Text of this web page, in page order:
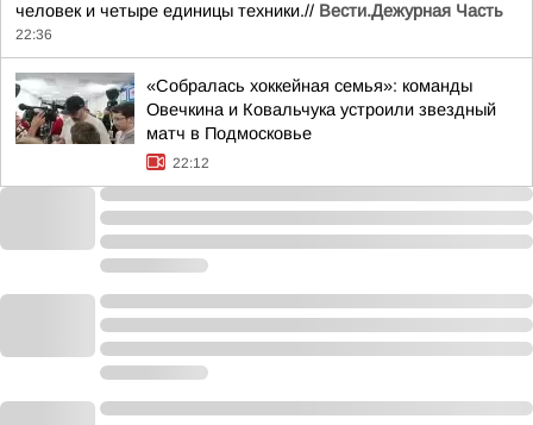
человек и четыре единицы техники.// Вести.Дежурная Часть
22:36
«Собралась хоккейная семья»: команды
Овечкина и Ковальчука устроили звездный
матч в Подмосковье
22:12